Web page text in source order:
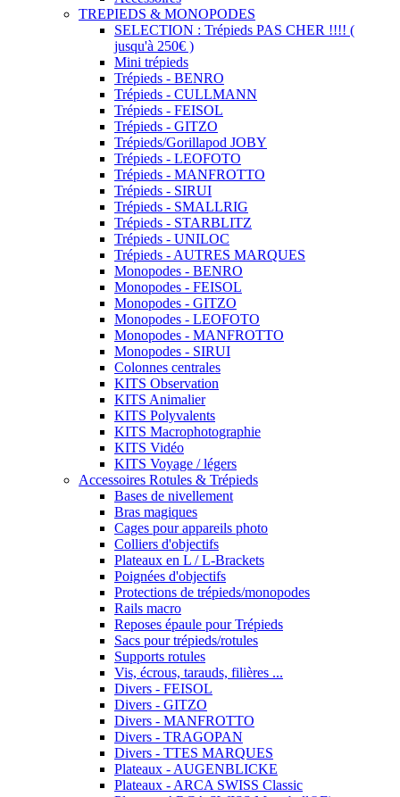
TREPIEDS & MONOPODES
SELECTION : Trépieds PAS CHER !!!! (
jusqu'à 250€ )
Mini trépieds
Trépieds - BENRO
Trépieds - CULLMANN
Trépieds - FEISOL
Trépieds - GITZO
Trépieds/Gorillapod JOBY
Trépieds - LEOFOTO
Trépieds - MANFROTTO
Trépieds - SIRUI
Trépieds - SMALLRIG
Trépieds - STARBLITZ
Trépieds - UNILOC
Trépieds - AUTRES MARQUES
Monopodes - BENRO
Monopodes - FEISOL
Monopodes - GITZO
Monopodes - LEOFOTO
Monopodes - MANFROTTO
Monopodes - SIRUI
Colonnes centrales
KITS Observation
KITS Animalier
KITS Polyvalents
KITS Macrophotographie
KITS Vidéo
KITS Voyage / légers
Accessoires Rotules & Trépieds
Bases de nivellement
Bras magiques
Cages pour appareils photo
Colliers d'objectifs
Plateaux en L / L-Brackets
Poignées d'objectifs
Protections de trépieds/monopodes
Rails macro
Reposes épaule pour Trépieds
Sacs pour trépieds/rotules
Supports rotules
Vis, écrous, tarauds, filières ...
Divers - FEISOL
Divers - GITZO
Divers - MANFROTTO
Divers - TRAGOPAN
Divers - TTES MARQUES
Plateaux - AUGENBLICKE
Plateaux - ARCA SWISS Classic